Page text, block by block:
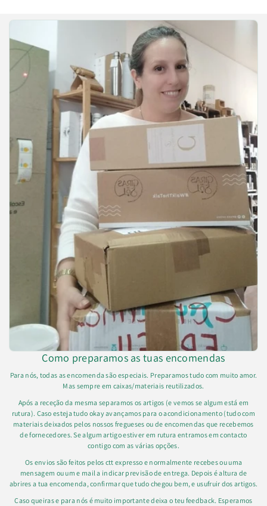
Como preparamos as tuas encomendas
Para nós, todas as encomenda são especiais. Preparamos tudo com muito amor.
Mas sempre em caixas/materiais reutilizados.
Após a receção da mesma separamos os artigos (e vemos se algum está em
rutura). Caso esteja tudo okay avançamos para o acondicionamento (tudo com
materiais deixados pelos nossos fregueses ou de encomendas que recebemos
de fornecedores. Se algum artigo estiver em rutura entramos em contacto
contigo com as várias opções.
Os envios são feitos pelos ctt expresso e normalmente recebes ou uma
mensagem ou um e mail a indicar previsão de entrega. Depois é altura de
abrires a tua encomenda, confirmar que tudo chegou bem, e usufruir dos artigos.
Caso queiras e para nós é muito importante deixa o teu feedback. Esperamos